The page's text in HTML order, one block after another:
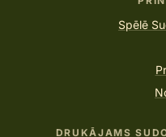
Spēlē
DRUKĀJAMS